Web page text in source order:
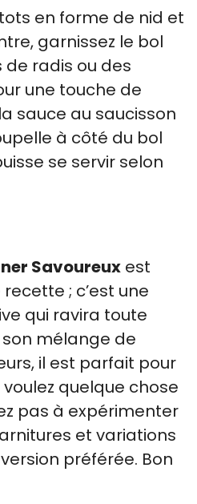
en forme de nid et
garnissez le bol
radis ou des
une touche de
sauce au saucisson
à côté du bol
se servir selon
Savoureux est
; c’est une
qui ravira toute
mélange de
il est parfait pour
quelque chose
pas à expérimenter
et variations
préférée. Bon